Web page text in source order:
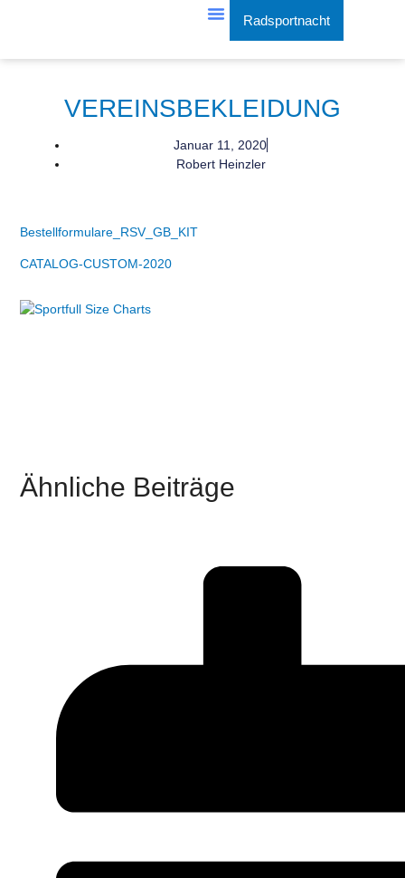
Radsportnacht
VEREINSBEKLEIDUNG
Januar 11, 2020
Robert Heinzler
Bestellformulare_RSV_GB_KIT
CATALOG-CUSTOM-2020
Ähnliche Beiträge